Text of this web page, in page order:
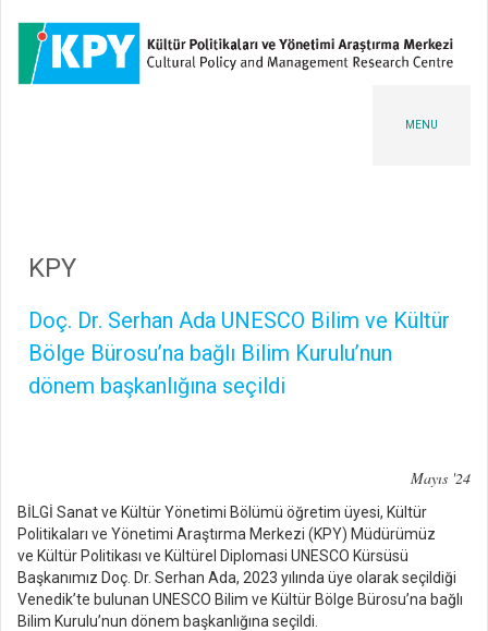
MENU
KPY
Doç. Dr. Serhan Ada UNESCO Bilim ve Kültür
Bölge Bürosu’na bağlı Bilim Kurulu’nun
dönem başkanlığına seçildi
Mayıs '24
BİLGİ Sanat ve Kültür Yönetimi Bölümü öğretim üyesi, Kültür
Politikaları ve Yönetimi Araştırma Merkezi (KPY) Müdürümüz
ve Kültür Politikası ve Kültürel Diplomasi UNESCO Kürsüsü
Başkanımız Doç. Dr. Serhan Ada, 2023 yılında üye olarak seçildiği
Venedik’te bulunan UNESCO Bilim ve Kültür Bölge Bürosu’na bağlı
Bilim Kurulu’nun dönem başkanlığına seçildi.